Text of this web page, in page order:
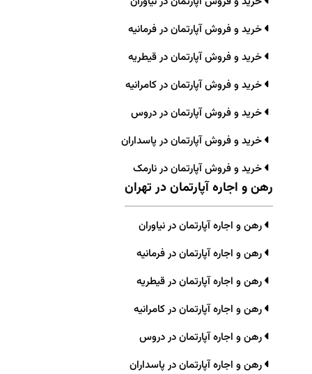
خرید و فروش آپارتمان در فرمانیه
خرید و فروش آپارتمان در قیطریه
خرید و فروش آپارتمان در کامرانیه
خرید و فروش آپارتمان در دروس
خرید و فروش آپارتمان در پاسداران
خرید و فروش آپارتمان در نارمک
رهن و اجاره آپارتمان در تهران
رهن و اجاره آپارتمان در نیاوران
رهن و اجاره آپارتمان در فرمانیه
رهن و اجاره آپارتمان در قیطریه
رهن و اجاره آپارتمان در کامرانیه
رهن و اجاره آپارتمان در دروس
رهن و اجاره آپارتمان در پاسداران